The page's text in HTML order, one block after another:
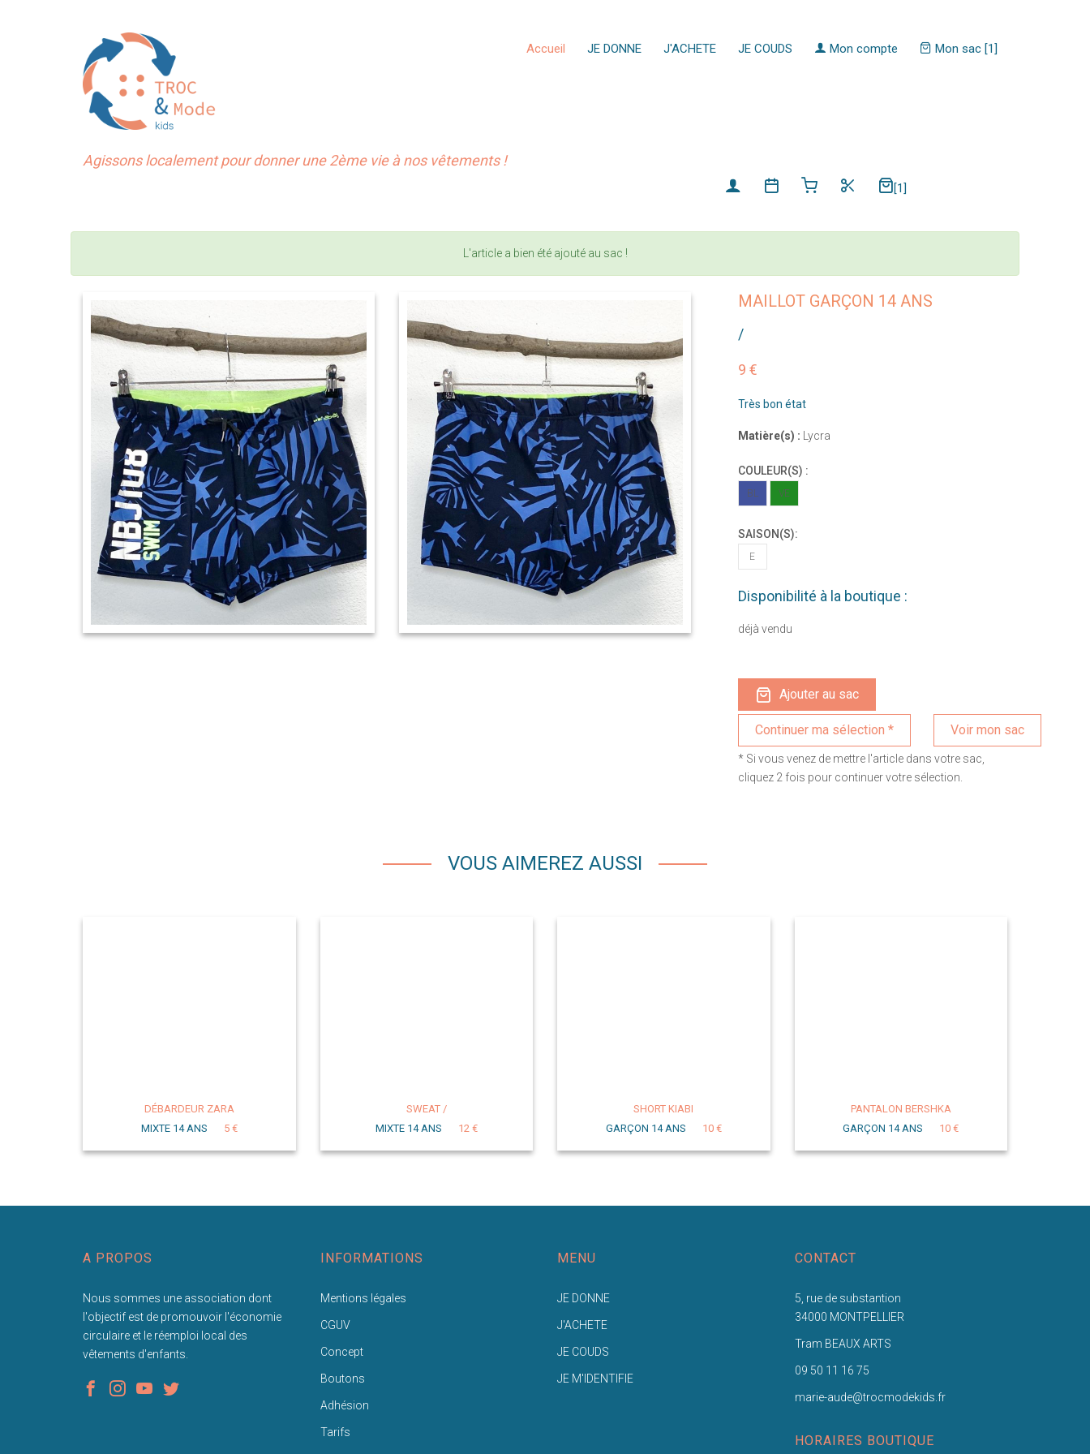
Accueil JE DONNE J'ACHETE JE COUDS Mon compte Mon sac [1]
Agissons localement pour donner une 2ème vie à nos vêtements !
[1]
L'article a bien été ajouté au sac !
MAILLOT GARÇON 14 ANS
/
9 €
Très bon état
Matière(s) : Lycra
COULEUR(S) :
BL VE
SAISON(S):
E
Disponibilité à la boutique :
déjà vendu
Ajouter au sac
Voir mon sac
* Si vous venez de mettre l'article dans votre sac,
cliquez 2 fois pour continuer votre sélection.
VOUS AIMEREZ AUSSI
DÉBARDEUR ZARA
MIXTE 14 ANS
5 €
SWEAT /
MIXTE 14 ANS
12 €
SHORT KIABI
GARÇON 14 ANS
10 €
PANTALON BERSHKA
GARÇON 14 ANS
10 €
A PROPOS
Nous sommes une association dont
l'objectif est de promouvoir l'économie
circulaire et le réemploi local des
vêtements d'enfants.
INFORMATIONS
Mentions légales
CGUV
Concept
Boutons
Adhésion
Tarifs
MENU
JE DONNE
J'ACHETE
JE COUDS
JE M'IDENTIFIE
CONTACT
5, rue de substantion
34000 MONTPELLIER
Tram BEAUX ARTS
09 50 11 16 75
marie-aude@trocmodekids.fr
HORAIRES BOUTIQUE